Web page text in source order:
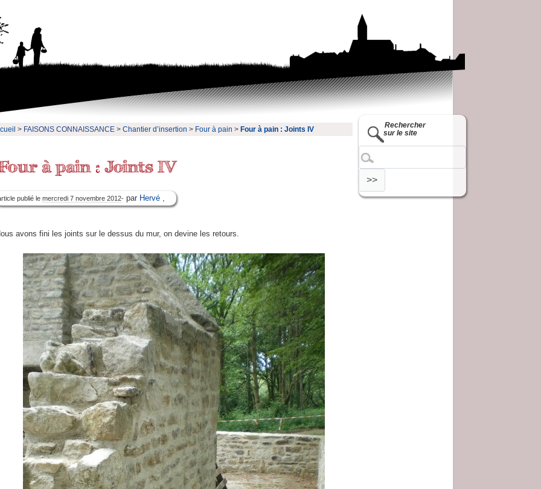
> FAISONS CONNAISSANCE> Chantier d’insertion > Four à pain > Four à pain : Joints IV
publié le mercredi 7 novembre 2012- par Hervé
avons fini les joints sur le dessus du mur, on devine les retours.
Rechercher
sur le site